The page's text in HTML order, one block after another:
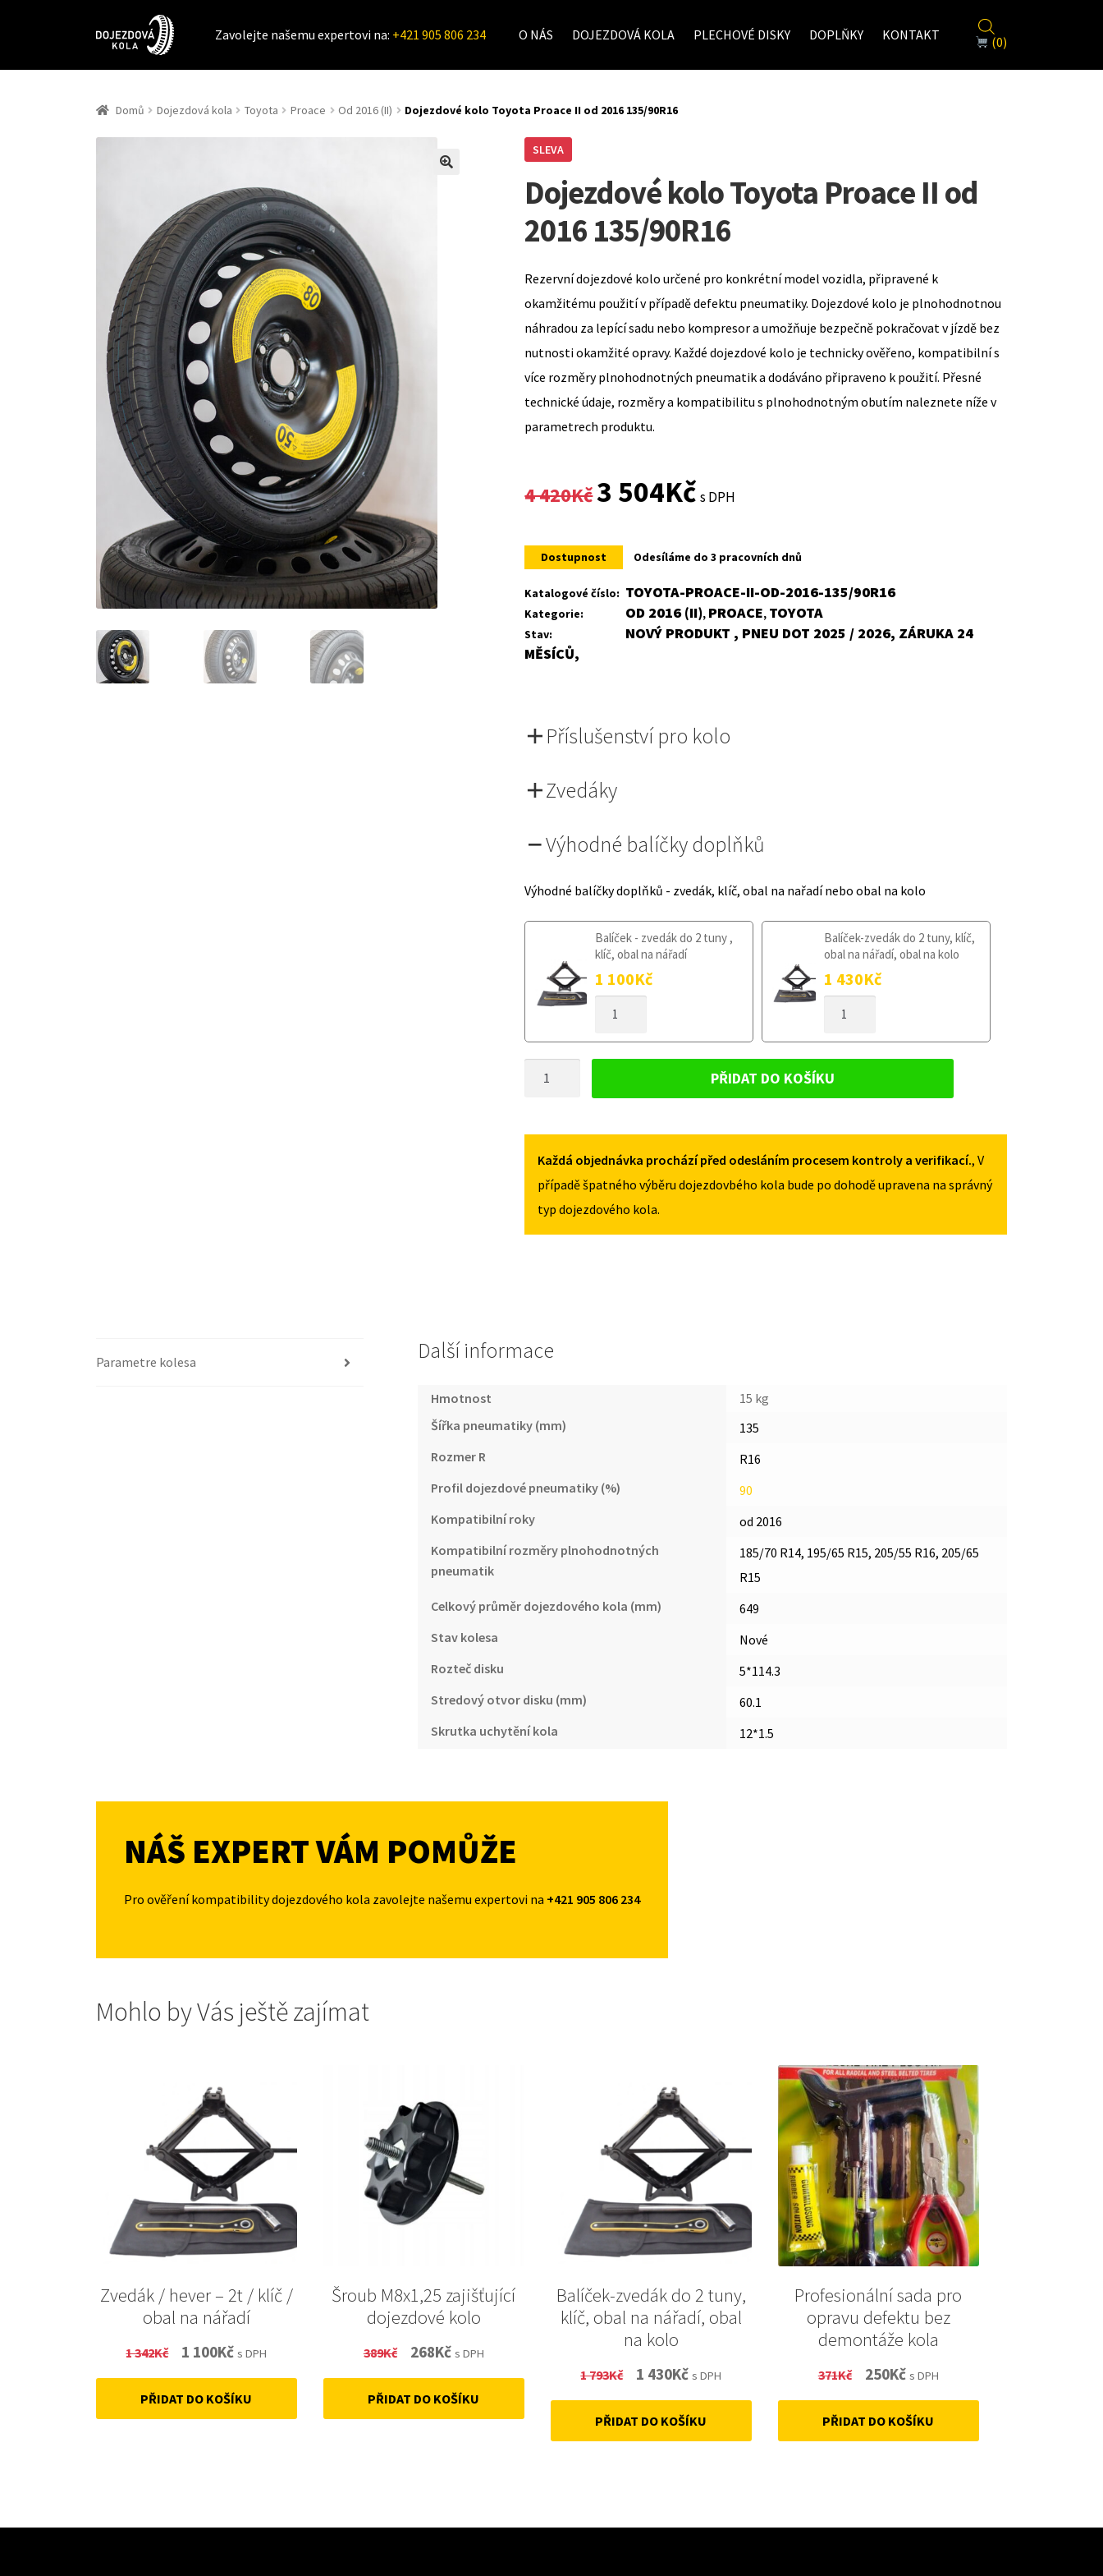
Zavolejte našemu expertovi na: +421 905 806 234 O NÁS DOJEZDOVÁ KOLA PLECHOVÉ DISKY DOPLŇKY KONTAKT (0)
Domů Dojezdová kola Toyota Proace Od 2016 (II) Dojezdové kolo Toyota Proace II od 2016 135/90R16
SLEVA
Dojezdové kolo Toyota Proace II od
2016 135/90R16
Rezervní dojezdové kolo určené pro konkrétní model vozidla, připravené k
okamžitému použití v případě defektu pneumatiky. Dojezdové kolo je plnohodnotnou
náhradou za lepící sadu nebo kompresor a umožňuje bezpečně pokračovat v jízdě bez
nutnosti okamžité opravy. Každé dojezdové kolo je technicky ověřeno, kompatibilní s
více rozměry plnohodnotných pneumatik a dodáváno připraveno k použití. Přesné
technické údaje, rozměry a kompatibilitu s plnohodnotným obutím naleznete níže v
parametrech produktu.
4 420Kč
Original
was:
4
420Kč.
3 504KčCurrent
is:
3
504Kč.
s DPH
Dostupnost Odesíláme do 3 pracovních dnů
Katalogové číslo: TOYOTA-PROACE-II-OD-2016-135/90R16
Kategorie: OD 2016 (II), PROACE, TOYOTA
Stav:
NOVÝ PRODUKT , PNEU DOT 2025 / 2026, ZÁRUKA 24
MĚSÍCŮ,
Příslušenství pro kolo
Zvedáky
Výhodné balíčky doplňků
Výhodné balíčky doplňků - zvedák, klíč, obal na nařadí nebo obal na kolo
Balíček - zvedák do 2 tuny ,
klíč, obal na nářadí
1 100Kč
KOLO
2016
MNOŽSTVÍ
Balíček-zvedák do 2 tuny, klíč,
obal na nářadí, obal na kolo
1 430Kč
KOLO
II
OD
2016
MNOŽSTVÍ
2016
135/90R16
MNOŽSTVÍ
PŘIDAT DO KOŠÍKU
Každá objednávka prochází před odesláním procesem kontroly a verifikací., V
případě špatného výběru dojezdovbého kola bude po dohodě upravena na správný
typ dojezdového kola.
Parametre kolesa Další informace
Hmotnost
15 kg
Šířka pneumatiky (mm)
135
Rozmer R
R16
Profil dojezdové pneumatiky (%)
90
Kompatibilní roky
od 2016
Kompatibilní rozměry plnohodnotných
pneumatik
185/70 R14, 195/65 R15, 205/55 R16, 205/65
R15
Celkový průměr dojezdového kola (mm)
649
Stav kolesa
Nové
Rozteč disku
5*114.3
Stredový otvor disku (mm)
60.1
Skrutka uchytění kola
12*1.5
NÁŠ EXPERT VÁM POMŮŽE
Pro ověření kompatibility dojezdového kola zavolejte našemu expertovi na +421 905 806 234
Mohlo by Vás ještě zajímat
Zvedák / hever – 2t / klíč /
obal na nářadí
1 342Kč
Original
price
was:
1 100KčCurrent
price
is:
s DPH
PŘIDAT DO KOŠÍKU
Šroub M8x1,25 zajišťující
dojezdové kolo
389Kč
Original
price
was:
268KčCurrent
price
is:
s DPH
PŘIDAT DO KOŠÍKU
Balíček-zvedák do 2 tuny,
klíč, obal na nářadí, obal
na kolo
1 793Kč
Original
price
was:
1 430KčCurrent
price
is:
s DPH
PŘIDAT DO KOŠÍKU
Profesionální sada pro
opravu defektu bez
demontáže kola
371Kč
Original
price
was:
250KčCurrent
price
is:
s DPH
PŘIDAT DO KOŠÍKU